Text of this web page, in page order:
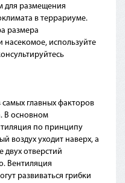
для размещения
в террариуме.
размера
используйте
главных факторов
В основном
по принципу
воздух уходит наверх, а
двух отверстий
Вентиляция
развиваться грибки